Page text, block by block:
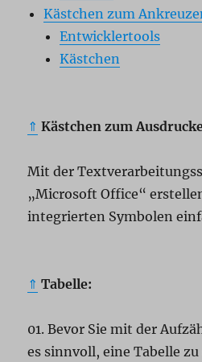
Kästchen zum
Entwicklertools
Kästchen
⇑ Kästchen zum
Mit der
„Microsoft Office“
integrierten Symbolen
⇑ Tabelle:
01. Bevor Sie mit der
es sinnvoll, eine Tabelle